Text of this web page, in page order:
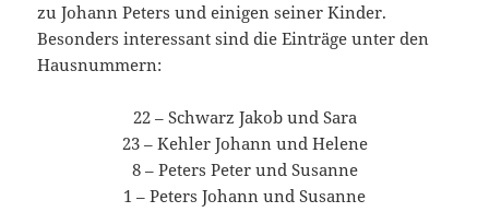
zu Johann Peters und einigen seiner Kinder.
Besonders interessant sind die Einträge unter den
Hausnummern:
22 – Schwarz Jakob und Sara
23 – Kehler Johann und Helene
8 – Peters Peter und Susanne
1 – Peters Johann und Susanne